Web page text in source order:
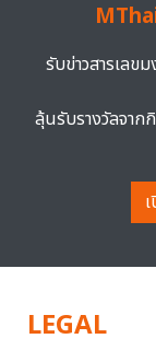
รับข่าวสารเลข
ลุ้นรับรางวัลจาก
LEGAL